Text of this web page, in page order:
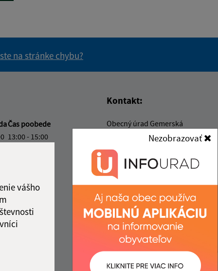
vášho
Nezobrazovať
na stránke chybu?
Čas poobede
13:00 - 15:00
Kontakt:
Obecný úrad Gemerská
Gemerská Hôrka 151
049 12 Gemerská Hôrka
obec@gemerskahorka.eu
IČO: 00328219